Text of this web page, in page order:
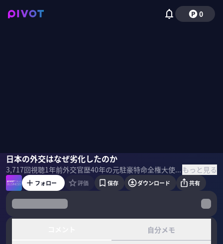
0
日本の外交はなぜ劣化したのか
3,717回視聴1年前 外交官歴40年の元駐豪特命全権大使・山上信吾氏は「日本外交劣化の深刻さは、待ったなしだ」と指摘する。加速する「内向き志向」と発信力の欠如は、誰／何が原因だったのか。 ＜ゲスト＞ 山上信吾｜ 前駐オーストラリア特命全権大使 東京大学卒業後、外務省入省。在英国日本国大使館政務担当公使を経て前駐オーストラリア日本国特命全権大使に就任。現在はTMI総合法律事務所特別顧問等を務める。 ＜目次＞ もっと見る
山上信吾野嶋紗己子
フォロー 評価 保存 ダウンロード 共有
自分メモ